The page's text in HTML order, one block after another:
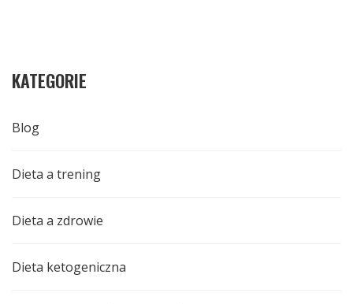
KATEGORIE
Blog
Dieta a trening
Dieta a zdrowie
Dieta ketogeniczna